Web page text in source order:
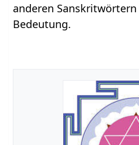
anderen
Bedeutung.